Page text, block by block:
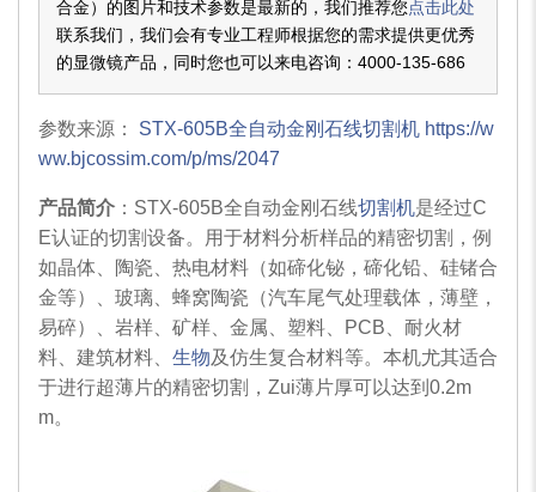
合金）的图片和技术参数是最新的，我们推荐您点击此处
联系我们，我们会有专业工程师根据您的需求提供更优秀
的显微镜产品，同时您也可以来电咨询：4000-135-686
参数来源： STX-605B全自动金刚石线切割机 https://w
ww.bjcossim.com/p/ms/2047
产品简介 ：STX-605B全自动金刚石线切割机是经过C
E认证的切割设备。用于材料分析样品的精密切割，例
如晶体、陶瓷、热电材料（如碲化铋，碲化铅、硅锗合
金等）、玻璃、蜂窝陶瓷（汽车尾气处理载体，薄壁，
易碎）、岩样、矿样、金属、塑料、PCB、耐火材
料、建筑材料、 生物及仿生复合材料等。本机尤其适合
于进行超薄片的精密切割，Zui薄片厚可以达到0.2m
m。